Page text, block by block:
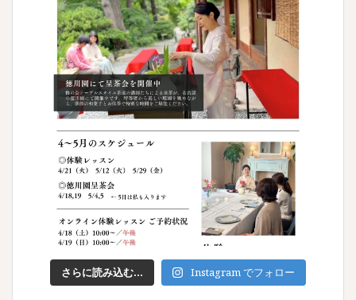
さらに読み込む... Instagram でフォロー